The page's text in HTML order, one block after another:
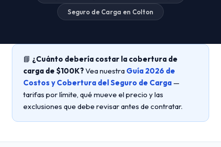
Seguro de Carga en Colton
📘 ¿Cuánto debería costar la cobertura de
carga de $100K?Vea nuestra Guía 2026 de
Costos y Cobertura del Seguro de Carga —
tarifas por límite, qué mueve el precio y las
exclusiones que debe revisar antes de contratar.